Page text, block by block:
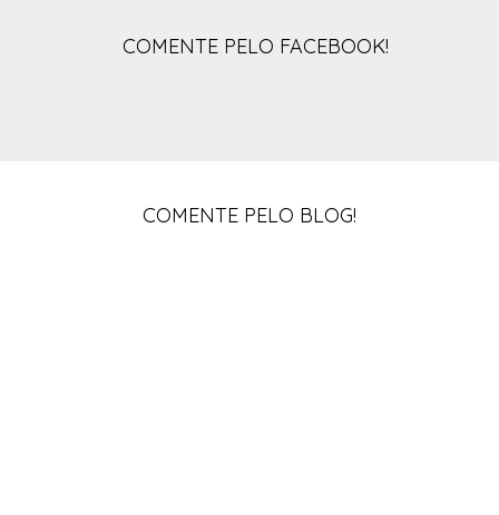
COMENTE PELO FACEBOOK!
COMENTE PELO BLOG!